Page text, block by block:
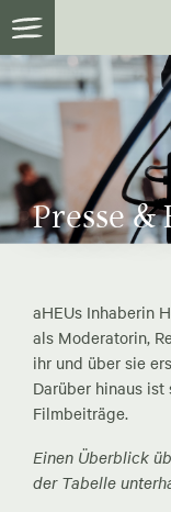
Presse &
aHEUs Inhaberin
als Moderatorin,
ihr und über sie
Darüber hinaus
Filmbeiträge.
Einen Überblick
der Tabelle